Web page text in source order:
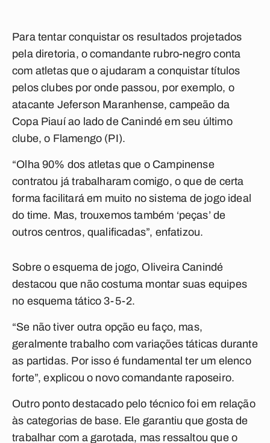
Para tentar conquistar os resultados projetados
pela diretoria, o comandante rubro-negro conta
com atletas que o ajudaram a conquistar títulos
pelos clubes por onde passou, por exemplo, o
atacante Jeferson Maranhense, campeão da
Copa Piauí ao lado de Canindé em seu último
clube, o Flamengo (PI).
“Olha 90% dos atletas que o Campinense
contratou já trabalharam comigo, o que de certa
forma facilitará em muito no sistema de jogo ideal
do time. Mas, trouxemos também ‘peças’ de
outros centros, qualificadas”, enfatizou.
Sobre o esquema de jogo, Oliveira Canindé
destacou que não costuma montar suas equipes
no esquema tático 3-5-2.
“Se não tiver outra opção eu faço, mas,
geralmente trabalho com variações táticas durante
as partidas. Por isso é fundamental ter um elenco
forte”, explicou o novo comandante raposeiro.
Outro ponto destacado pelo técnico foi em relação
às categorias de base. Ele garantiu que gosta de
trabalhar com a garotada, mas ressaltou que o